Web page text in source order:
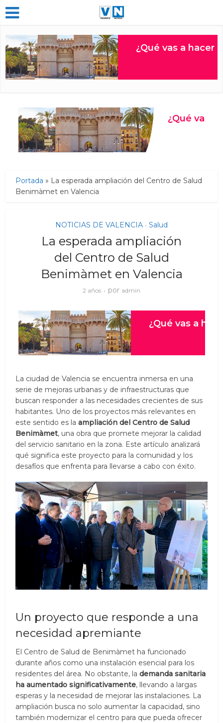
Portada » La esperada ampliación del Centro de Salud
Benimàmet en Valencia
NOTICIAS DE VALENCIA • Salud
La esperada ampliación
del Centro de Salud
Benimàmet en Valencia
2 años por admin
La ciudad de Valencia se encuentra inmersa en una
serie de mejoras urbanas y de infraestructuras que
buscan responder a las necesidades crecientes de sus
habitantes. Uno de los proyectos más relevantes en
este sentido es laampliación del Centro de Salud
Benimàmet, una obra que promete mejorar la calidad
del servicio sanitario en la zona. Este artículo analizará
qué significa este proyecto para la comunidad y los
desafíos que enfrenta para llevarse a cabo con éxito.
Un proyecto que responde a una
necesidad apremiante
El Centro de Salud de Benimàmet ha funcionado
durante años como una instalación esencial para los
residentes del área. No obstante, lademanda sanitaria
ha aumentado significativamente, llevando a largas
esperas y la necesidad de mejorar las instalaciones. La
ampliación busca no solo aumentar la capacidad, sino
también modernizar el centro para que pueda ofrecer